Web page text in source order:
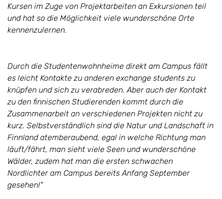
Kursen im Zuge von Projektarbeiten an Exkursionen teil
und hat so die Möglichkeit viele wunderschöne Orte
kennenzulernen.
Durch die Studentenwohnheime direkt am Campus fällt
es leicht Kontakte zu anderen exchange students zu
knüpfen und sich zu verabreden. Aber auch der Kontakt
zu den finnischen Studierenden kommt durch die
Zusammenarbeit an verschiedenen Projekten nicht zu
kurz. Selbstverständlich sind die Natur und Landschaft in
Finnland atemberaubend, egal in welche Richtung man
läuft/fährt, man sieht viele Seen und wunderschöne
Wälder, zudem hat man die ersten schwachen
Nordlichter am Campus bereits Anfang September
gesehen!"